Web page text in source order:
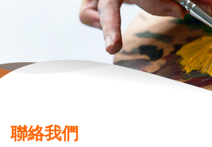
聯絡我們